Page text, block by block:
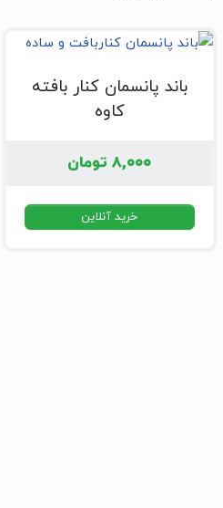
باند پانسمان کنار بافته
کاوه
۸,۰۰۰ تومان
خرید آنلاین